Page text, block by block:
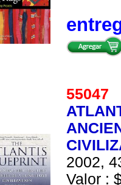
55047
2002,
Valor :